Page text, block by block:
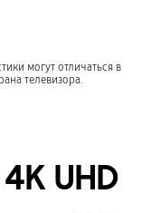
могут отличаться в
телевизора.
UHD